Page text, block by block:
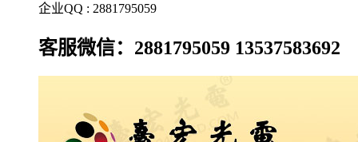
企业QQ : 2881795059
客服微信：2881795059 13537583692